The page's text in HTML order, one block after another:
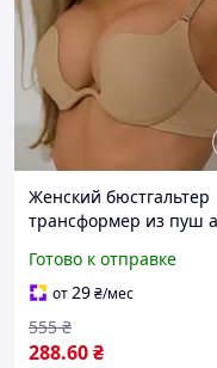
Женский бюстгальтер
трансформер из пуш
глубокого декольте с
дополнительной
бретелькой Бежевый
Готово к отправке
от29₴/мес
288.60₴
555 ₴